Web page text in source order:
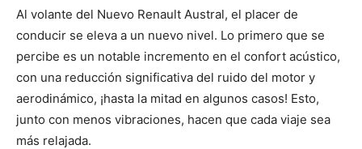
Al volante del Nuevo Renault Austral, el placer de
conducir se eleva a un nuevo nivel. Lo primero que se
percibe es un notable incremento en el confort acústico,
con una reducción significativa del ruido del motor y
aerodinámico, ¡hasta la mitad en algunos casos! Esto,
junto con menos vibraciones, hacen que cada viaje sea
más relajada.